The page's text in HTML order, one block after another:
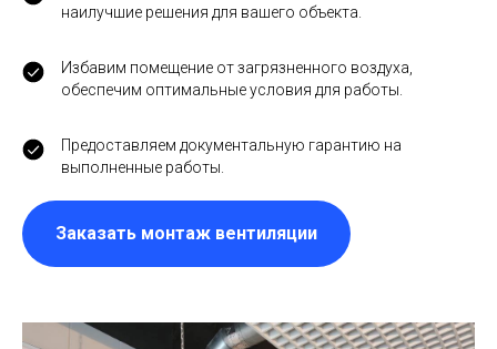
наилучшие решения для вашего объекта.
Избавим помещение от загрязненного воздуха,
обеспечим оптимальные условия для работы.
Предоставляем документальную гарантию на
выполненные работы.
Заказать монтаж вентиляции